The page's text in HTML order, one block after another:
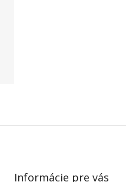
Informácie pre vás